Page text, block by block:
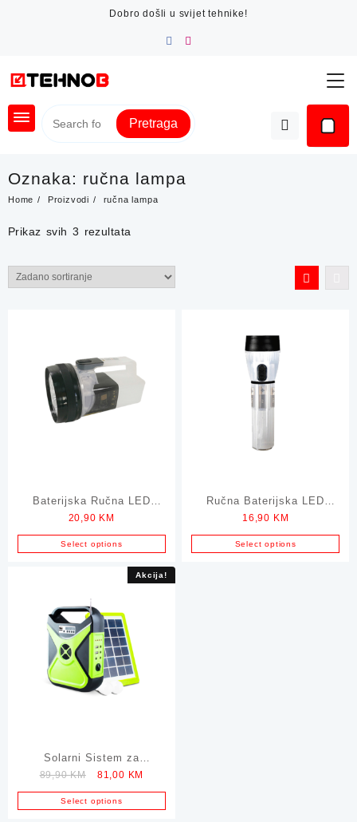
Dobro došli u svijet tehnike!
Pretraga
Oznaka: ručna lampa
Home Proizvodi ručna lampa
Prikaz svih 3 rezultata
Baterijska Ručna LED
Lampa sa 3 Nivoa
Svjetlosti
20,90 KM
Select options
Ručna Baterijska LED
Lampa GREEN TECH
16,90 KM
Select options
Akcija!
Solarni Sistem za
Vikendice 3u1 – Radio,
Punjač, Lampa
89,90KM
Original
price
was:
81,00 KM
price
is:
Select options